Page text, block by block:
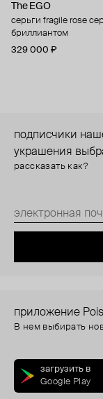
The EGO
серьги fragile rose
бриллиантом
329 000 ₽
подписчики
украшения
рассказать как?
приложение
В нем выбирать
загрузить в
Google Play